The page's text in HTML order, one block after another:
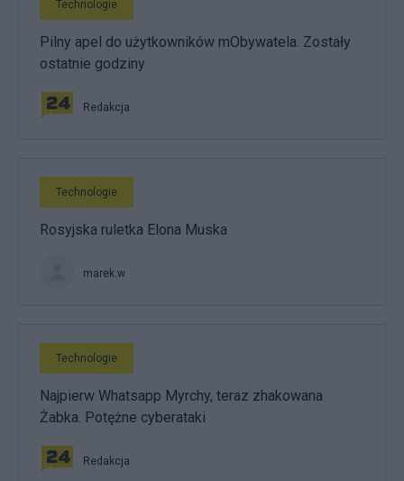
Technologie
Pilny apel do użytkowników mObywatela. Zostały
ostatnie godziny
Redakcja
Technologie
Rosyjska ruletka Elona Muska
marek.w
Technologie
Najpierw Whatsapp Myrchy, teraz zhakowana
Żabka. Potężne cyberataki
Redakcja